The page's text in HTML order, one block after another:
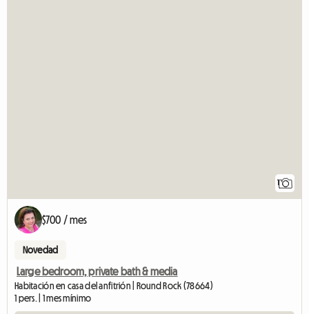
$700 / mes
Novedad
Large bedroom, private bath & media
Habitación en casa del anfitrión | Round Rock (78664)
1 pers. | 1 mes mínimo